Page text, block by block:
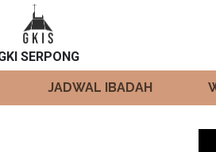
SERPONG
JADWAL IBADAH